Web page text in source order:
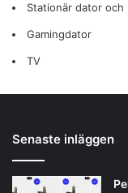
Stationär dator och
Gamingdator
TV
Senaste inläggen